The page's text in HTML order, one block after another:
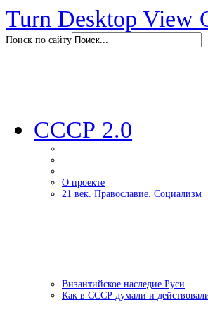
Turn Desktop View
Поиск по сайту
СССР 2.0
О проекте
21 век. Православие. Социализм
Византийское наследие Руси
Как в СССР думали и